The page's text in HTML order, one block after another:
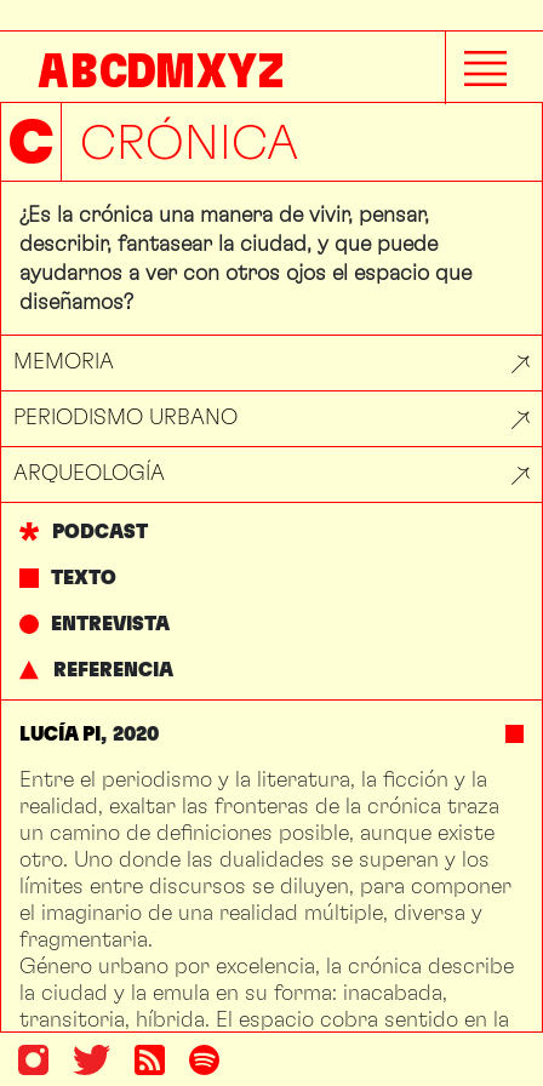
ABCDMXYZ
C CRÓNICA
¿Es la crónica una manera de vivir, pensar,
describir, fantasear la ciudad, y que puede
ayudarnos a ver con otros ojos el espacio que
diseñamos?
PODCAST
TEXTO
ENTREVISTA
REFERENCIA
MEMORIA
PERIODISMO URBANO
ARQUEOLOGÍA
LUCÍA PI 2020
Entre el periodismo y la literatura, la ficción y la
realidad, exaltar las fronteras de la crónica traza
un camino de definiciones posible, aunque existe
otro. Uno donde las dualidades se superan y los
límites entre discursos se diluyen, para componer
el imaginario de una realidad múltiple, diversa y
fragmentaria.
Género urbano por excelencia, la crónica describe
la ciudad y la emula en su forma: inacabada,
transitoria, híbrida. El espacio cobra sentido en la
escritura que ilumina el abismo de lo inaprensible:
frente a la grandeza de Ciudad de México, es la